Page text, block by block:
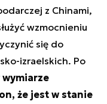
z Chinami,
wzmocnieniu
się do
izraelskich. Po
wymiarze
że jest w stanie